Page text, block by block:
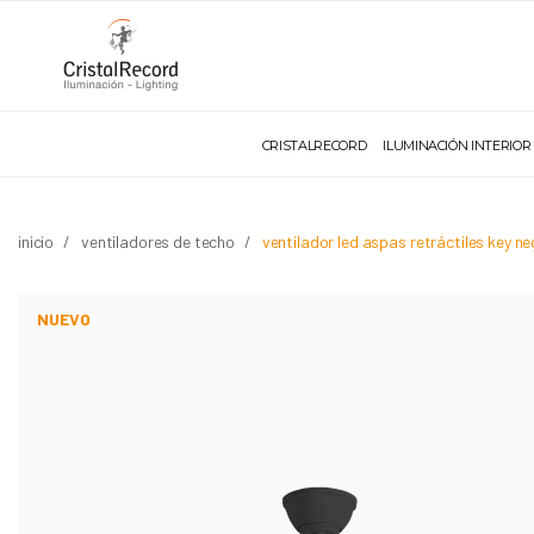
CRISTALRECORD ILUMINACIÓN INTERIOR
inicio ventiladores de techo ventilador led aspas retráctiles key
NUEVO